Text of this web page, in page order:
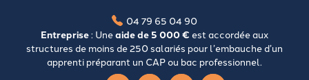
04 79 65 04 90
Entreprise: Uneaide de 5 000 € est accordée aux
structures de moins de 250 salariés pour l’embauche d’un
apprenti préparant un CAP ou bac professionnel.